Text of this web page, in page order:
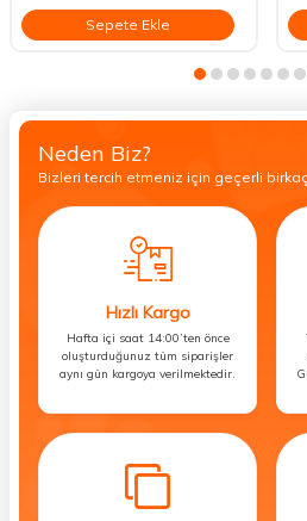
Sepete Ekle
Neden Biz?
Bizleri tercih etmeniz için geçerli
Hızlı Kargo
Hafta içi saat 14:00’ten önce
oluşturduğunuz tüm siparişler
aynı gün kargoya verilmektedir.